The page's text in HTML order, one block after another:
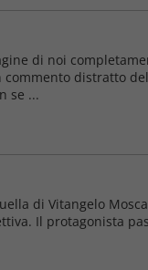
di noi
distratto
se ...
di Vitangelo
Il protagonista